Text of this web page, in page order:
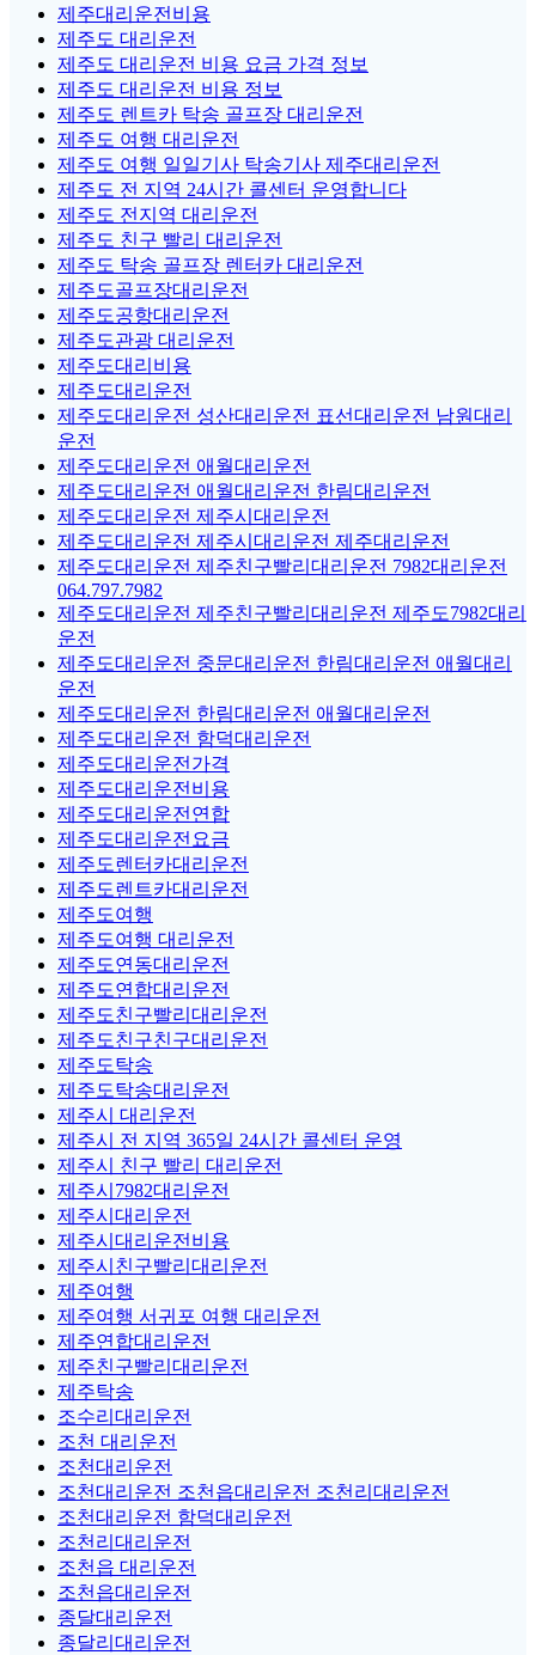
제주대리운전비용
제주도 대리운전
제주도 대리운전 비용 요금 가격 정보
제주도 대리운전 비용 정보
제주도 렌트카 탁송 골프장 대리운전
제주도 여행 대리운전
제주도 여행 일일기사 탁송기사 제주대리운전
제주도 전 지역 24시간 콜센터 운영합니다
제주도 전지역 대리운전
제주도 친구 빨리 대리운전
제주도 탁송 골프장 렌터카 대리운전
제주도골프장대리운전
제주도공항대리운전
제주도관광 대리운전
제주도대리비용
제주도대리운전
제주도대리운전 성산대리운전 표선대리운전 남원대리
운전
제주도대리운전 애월대리운전
제주도대리운전 애월대리운전 한림대리운전
제주도대리운전 제주시대리운전
제주도대리운전 제주시대리운전 제주대리운전
제주도대리운전 제주친구빨리대리운전 7982대리운전
064.797.7982
제주도대리운전 제주친구빨리대리운전 제주도7982대리
운전
제주도대리운전 중문대리운전 한림대리운전 애월대리
운전
제주도대리운전 한림대리운전 애월대리운전
제주도대리운전 함덕대리운전
제주도대리운전가격
제주도대리운전비용
제주도대리운전연합
제주도대리운전요금
제주도렌터카대리운전
제주도렌트카대리운전
제주도여행
제주도여행 대리운전
제주도연동대리운전
제주도연합대리운전
제주도친구빨리대리운전
제주도친구친구대리운전
제주도탁송
제주도탁송대리운전
제주시 대리운전
제주시 전 지역 365일 24시간 콜센터 운영
제주시 친구 빨리 대리운전
제주시7982대리운전
제주시대리운전
제주시대리운전비용
제주시친구빨리대리운전
제주여행
제주여행 서귀포 여행 대리운전
제주연합대리운전
제주친구빨리대리운전
제주탁송
조수리대리운전
조천 대리운전
조천대리운전
조천대리운전 조천읍대리운전 조천리대리운전
조천대리운전 함덕대리운전
조천리대리운전
조천읍 대리운전
조천읍대리운전
종달대리운전
종달리대리운전